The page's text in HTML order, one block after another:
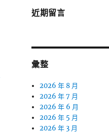
近期留言
彙整
2026 年 8 月
2026 年 7 月
2026 年 6 月
2026 年 5 月
2026 年 3 月